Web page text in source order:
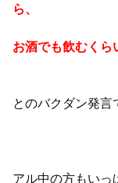
ら、
お酒でも飲むくら
とのバクダン発言
アル中の方もいっ